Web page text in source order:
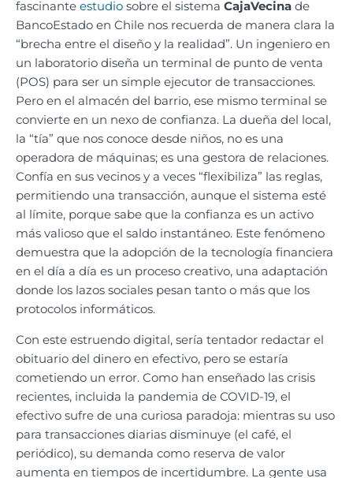
fascinante estudio sobre el sistema CajaVecina de
BancoEstado en Chile nos recuerda de manera clara la
“brecha entre el diseño y la realidad”. Un ingeniero en
un laboratorio diseña un terminal de punto de venta
(POS) para ser un simple ejecutor de transacciones.
Pero en el almacén del barrio, ese mismo terminal se
convierte en un nexo de confianza. La dueña del local,
la “tía” que nos conoce desde niños, no es una
operadora de máquinas; es una gestora de relaciones.
Confía en sus vecinos y a veces “flexibiliza” las reglas,
permitiendo una transacción, aunque el sistema esté
al límite, porque sabe que la confianza es un activo
más valioso que el saldo instantáneo. Este fenómeno
demuestra que la adopción de la tecnología financiera
en el día a día es un proceso creativo, una adaptación
donde los lazos sociales pesan tanto o más que los
protocolos informáticos.
Con este estruendo digital, sería tentador redactar el
obituario del dinero en efectivo, pero se estaría
cometiendo un error. Como han enseñado las crisis
recientes, incluida la pandemia de COVID-19, el
efectivo sufre de una curiosa paradoja: mientras su uso
para transacciones diarias disminuye (el café, el
periódico), su demanda como reserva de valor
aumenta en tiempos de incertidumbre. La gente usa